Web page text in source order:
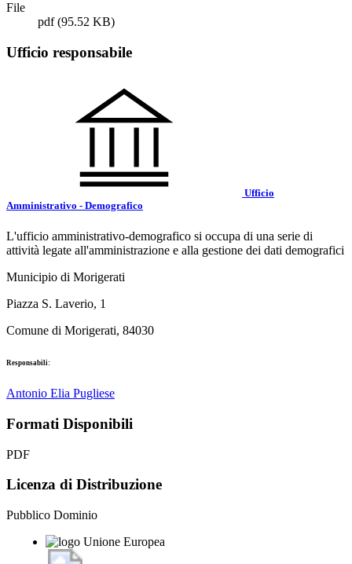
File
pdf(95.52 KB)
Ufficio responsabile
Ufficio
Amministrativo - Demografico
L'ufficio amministrativo-demografico si occupa di una serie di
attività legate all'amministrazione e alla gestione dei dati demografici
Municipio di Morigerati
Piazza S. Laverio, 1
Comune di Morigerati, 84030
Responsabili:
Antonio Elia Pugliese
Formati Disponibili
PDF
Licenza di Distribuzione
Pubblico Dominio